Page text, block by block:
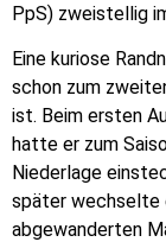
PpS) zweistellig
Eine kuriose
schon zum
ist. Beim ersten
hatte er zum
Niederlage
später wechselte
abgewanderten